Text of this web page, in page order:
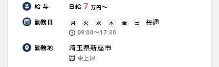
給 与 日給 7 万円〜
勤務日
月 火 水 木 金 土 毎週
09:00〜17:30
勤務地 埼玉県新座市
東上線